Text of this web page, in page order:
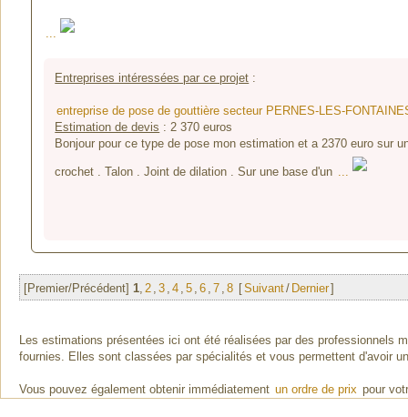
...
Entreprises intéressées par ce projet :
entreprise de pose de gouttière secteur PERNES-LES-
Estimation de devis : 2 370 euros
Bonjour pour ce type de pose mon estimation et a 2370 euro sur
crochet . Talon . Joint de dilation . Sur une base d'un ...
[Premier/Précédent] 1, 2 , 3 , 4 , 5 , 6 , 7 , 8 Suivant/ Dernier
Les estimations présentées ici ont été réalisées par des professionnels
fournies. Elles sont classées par spécialités et vous permettent d'avoir
Vous pouvez également obtenir immédiatement un ordre de prix pour